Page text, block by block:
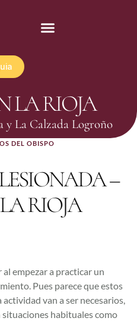
LA RIOJA
y La Calzada Logroño
DEL OBISPO
–
RIOJA
empezar a practicar un
Pues parece que estos
van a ser necesarios,
habituales como